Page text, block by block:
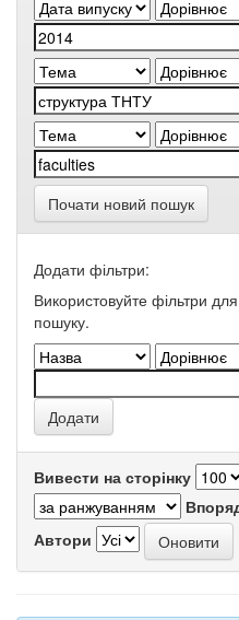
Почати новий пошук
Додати фільтри:
Використовуйте фільтри
пошуку.
Вивести на сторінку
Автори